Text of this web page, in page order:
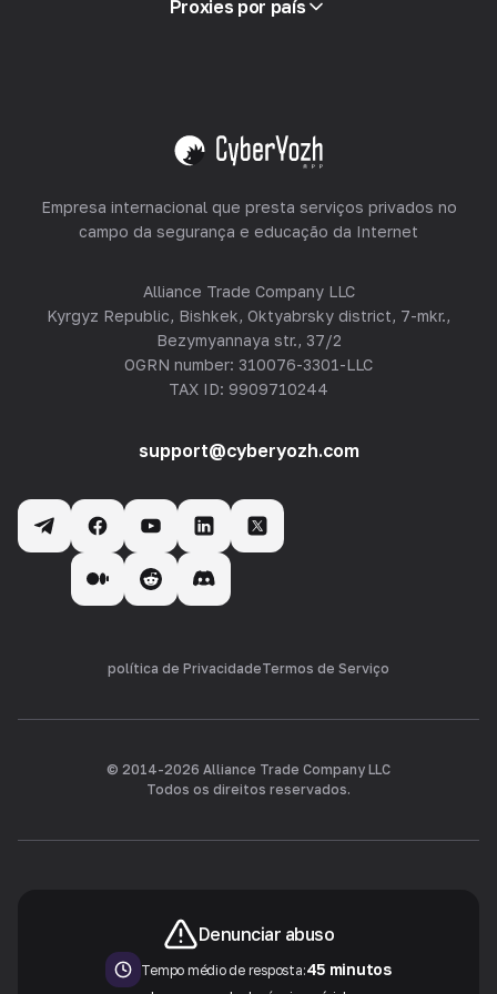
Revendendo
Proxies por país
Ver tudo
Empresa internacional que presta serviços privados no
campo da segurança e educação da Internet
Alliance Trade Company LLC
Kyrgyz Republic, Bishkek, Oktyabrsky district, 7-mkr.,
Bezymyannaya str., 37/2
OGRN number: 310076-3301-LLC
TAX ID: 9909710244
support@cyberyozh.com
política de PrivacidadeTermos de Serviço
© 2014-2026 Alliance Trade Company LLC
Todos os direitos reservados.
Denunciar abuso
Tempo médio de resposta:45 minutos